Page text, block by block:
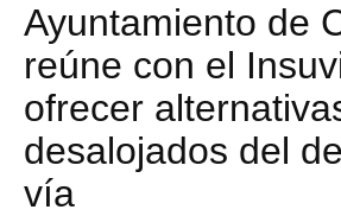
Ayuntamiento de
reúne con el
ofrecer
desalojados del
vía